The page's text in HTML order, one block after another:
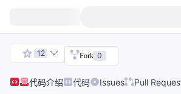
12 Fork 0
代码介绍 代码 Issues Pull